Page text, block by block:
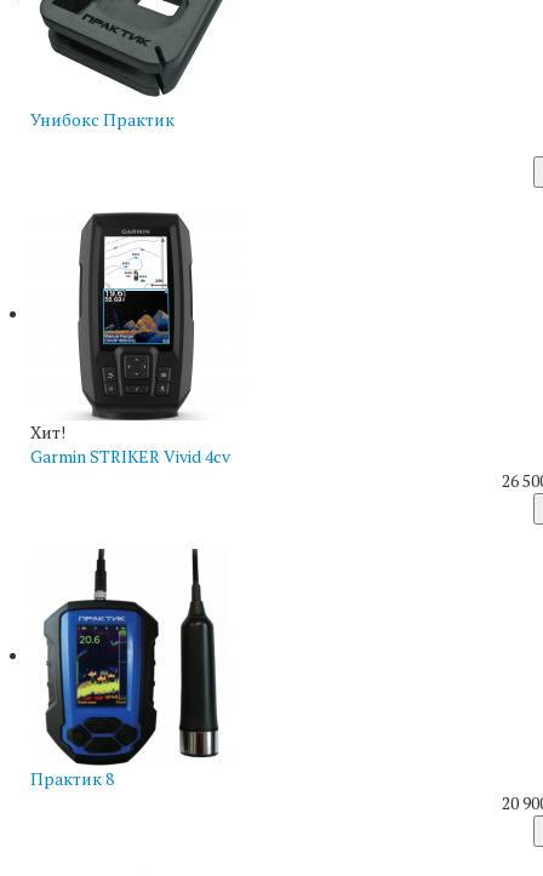
Унибокс Практик
Хит!
Garmin STRIKER Vivid 4cv
26
Практик 8
20